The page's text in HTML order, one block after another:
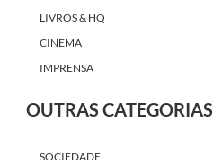
LIVROS & HQ
CINEMA
IMPRENSA
OUTRAS CATEGORIAS
SOCIEDADE